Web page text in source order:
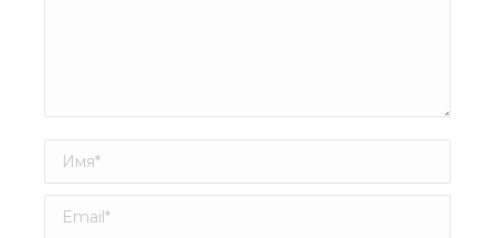
Имя *
Email *